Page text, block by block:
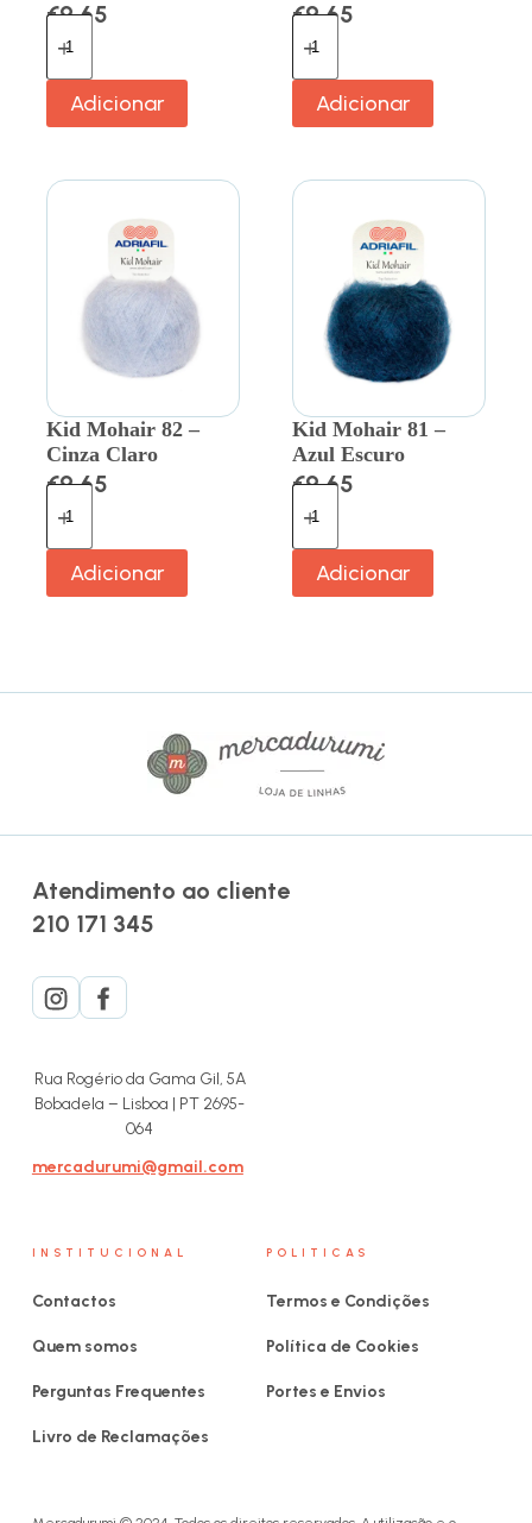
€9.65
Adicionar
€9.65
Adicionar
Kid Mohair 82 –
Cinza Claro
€9.65
Adicionar
Kid Mohair 81 –
Azul Escuro
€9.65
Adicionar
Atendimento ao cliente
210 171 345
Rua Rogério da Gama Gil, 5A
Bobadela – Lisboa | PT 2695-
064
mercadurumi@gmail.com
INSTITUCIONAL
Contactos
Quem somos
Perguntas Frequentes
Livro de Reclamações
POLITICAS
Termos e Condições
Política de Cookies
Portes e Envios